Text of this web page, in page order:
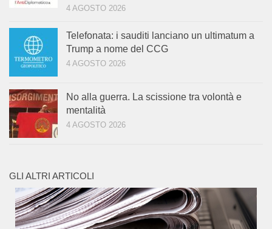
4 AGOSTO 2026
Telefonata: i sauditi lanciano un ultimatum a
Trump a nome del CCG
4 AGOSTO 2026
No alla guerra. La scissione tra volontà e
mentalità
4 AGOSTO 2026
GLI ALTRI ARTICOLI